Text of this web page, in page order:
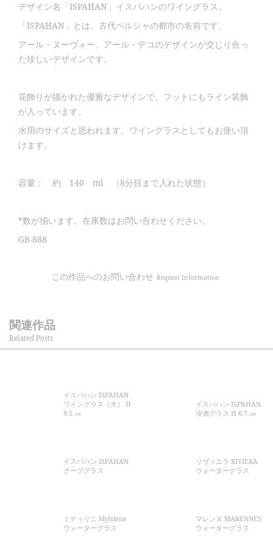
デザイン名「ISPAHAN」イスパハンのワイングラス。
「ISPAHAN」とは、古代ペルシャの都市の名前です。
アール・ヌーヴォー、アール・デコのデザインが交じり合っ
た珍しいデザインです。
花飾りが描かれた優雅なデザインで、フットにもライン装飾
が入っています。
水用のサイズと思われます。ワイングラスとしてもお使い頂
けます。
容量： 約 140 ml （8分目まで入れた状態）
*数が揃います。在庫数はお問い合わせください。
GB-888
この作品へのお問い合わせ Request Information
関連作品
Related Posts
イスパハン ISPAHAN
ワイングラス（大） H
8.5 ㎝
イスパハン ISPAHAN
冷酒グラス H 6.7 ㎝
イスパハン ISPAHAN
クープグラス
リヴィエラ RIVIERA
ウォーターグラス
ミティリニ Mytilene
ウォーターグラス
マレンヌ MARENNES
ウォーターグラス